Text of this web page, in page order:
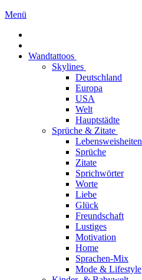
Menü
Wandtattoos
Skylines
Deutschland
Europa
USA
Welt
Hauptstädte
Sprüche & Zitate
Lebensweisheiten
Sprüche
Zitate
Sprichwörter
Worte
Liebe
Glück
Freundschaft
Lustiges
Motivation
Home
Sprachen-Mix
Mode & Lifestyle